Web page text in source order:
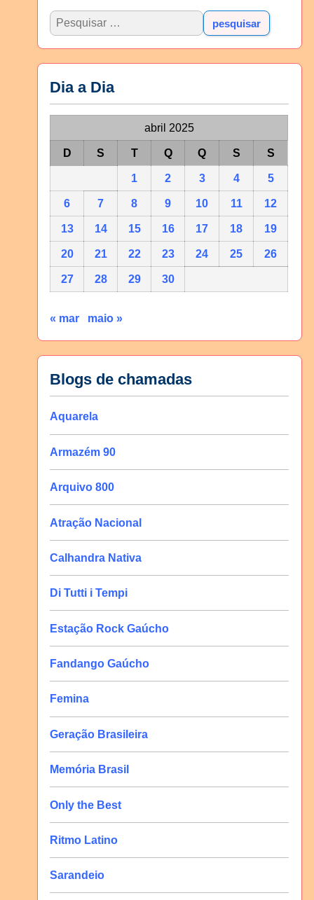
Dia a Dia
abril 2025
D S T Q Q S S
1 2 3 4 5
6 7 8 9 10 11 12
13 14 15 16 17 18 19
20 21 22 23 24 25 26
27 28 29 30
« mar maio »
Blogs de chamadas
Aquarela
Armazém 90
Arquivo 800
Atração Nacional
Calhandra Nativa
Di Tutti i Tempi
Estação Rock Gaúcho
Fandango Gaúcho
Femina
Geração Brasileira
Memória Brasil
Only the Best
Ritmo Latino
Sarandeio